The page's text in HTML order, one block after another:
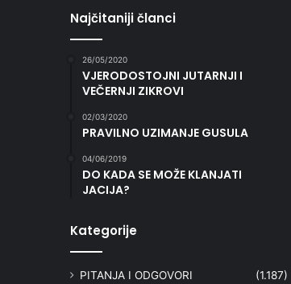
Najčitaniji članci
26/05/2020
VJERODOSTOJNI JUTARNJI I
VEČERNJI ZIKROVI
02/03/2020
PRAVILNO UZIMANJE GUSULA
04/06/2019
DO KADA SE MOŽE KLANJATI
JACIJA?
Kategorije
PITANJA I ODGOVORI (1.187)